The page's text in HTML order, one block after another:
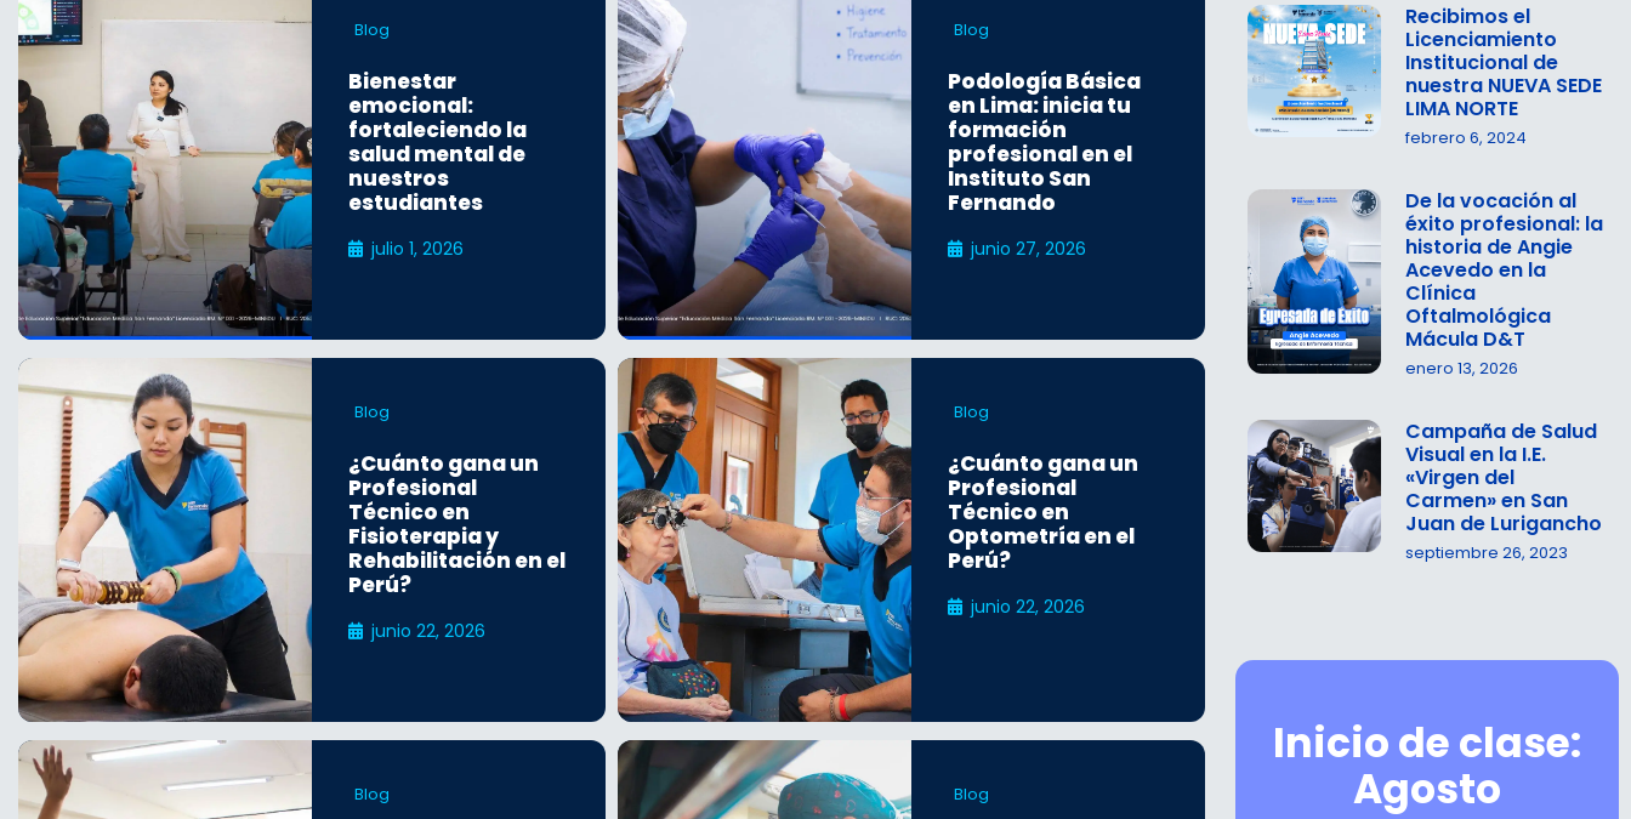
Blog
Bienestar
emocional:
fortaleciendo la
salud mental de
nuestros
estudiantes
julio 1, 2026
Blog
Podología Básica
en Lima: inicia tu
formación
profesional en el
Instituto San
Fernando
junio 27, 2026
Blog
¿Cuánto gana un
Profesional
Técnico en
Fisioterapia y
Rehabilitación en el
Perú?
junio 22, 2026
Blog
¿Cuánto gana un
Profesional
Técnico en
Optometría en el
Perú?
junio 22, 2026
Blog Blog
Recibimos el
Licenciamiento
Institucional de
nuestra NUEVA SEDE
LIMA NORTE
febrero 6, 2024
De la vocación al
éxito profesional: la
historia de Angie
Acevedo en la
Clínica
Oftalmológica
Mácula D&T
enero 13, 2026
Campaña de Salud
Visual en la I.E.
«Virgen del
Carmen» en San
Juan de Lurigancho
septiembre 26, 2023
Inicio de clase:
Agosto